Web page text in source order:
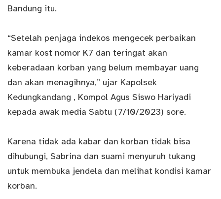
Bandung itu.
“Setelah penjaga indekos mengecek perbaikan
kamar kost nomor K7 dan teringat akan
keberadaan korban yang belum membayar uang
dan akan menagihnya,” ujar Kapolsek
Kedungkandang , Kompol Agus Siswo Hariyadi
kepada awak media Sabtu (7/10/2023) sore.
Karena tidak ada kabar dan korban tidak bisa
dihubungi, Sabrina dan suami menyuruh tukang
untuk membuka jendela dan melihat kondisi kamar
korban.